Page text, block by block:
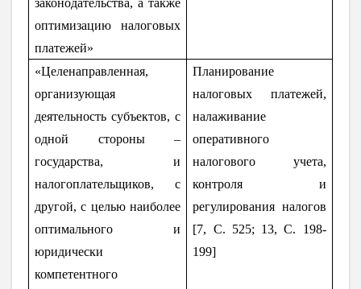
оптимизацию налоговых
платежей»
«Целенаправленная,
организующая
деятельность субъектов, с
одной стороны –
государства, и
налогоплательщиков, с
другой, с целью наиболее
оптимального и
юридически
компетентного
Планирование
налоговых платежей,
налаживание
оперативного
налогового учета,
контроля и
регулирования налогов
[7, C. 525; 13, С. 198-
199]